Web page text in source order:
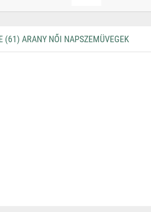
(61) ARANY NŐI NAPSZEMÜVEGEK